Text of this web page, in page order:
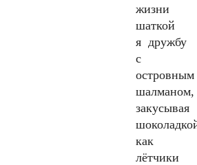
жизни
шаткой
я дружбу
с
островным
шалманом,
закусывая
как
лётчики